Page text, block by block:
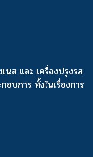
นส และ เครื่องปรุงรส
อบการ ทั้งในเรื่องการ